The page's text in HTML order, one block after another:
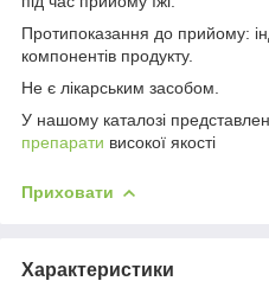
Протипоказання до прийому:
компонентів продукту.
Не є лікарським засобом.
У нашому каталозі
препарати високої якості
Приховати
Характеристики